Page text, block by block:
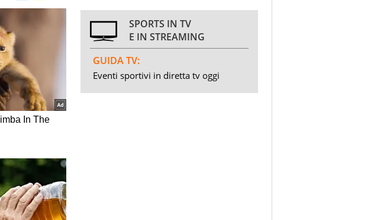
SPORTS IN TV
E IN STREAMING
GUIDA TV:
Eventi sportivi in diretta tv oggi